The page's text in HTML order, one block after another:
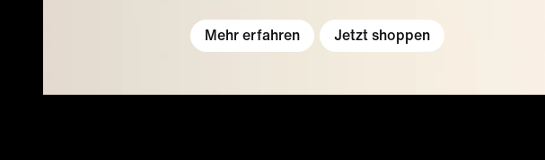
Mehr erfahren Jetzt shoppen